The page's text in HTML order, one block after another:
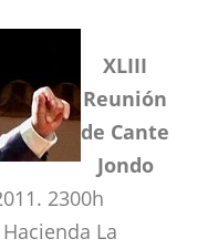
XLIII
Reunión
de Cante
Jondo
2300h
La